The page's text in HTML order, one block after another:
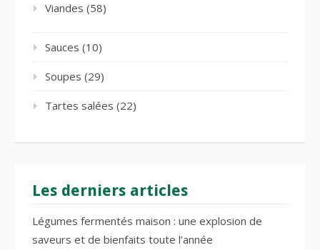
Viandes (58)
Sauces (10)
Soupes (29)
Tartes salées (22)
Les derniers articles
Légumes fermentés maison : une explosion de
saveurs et de bienfaits toute l’année